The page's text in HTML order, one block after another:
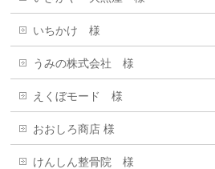
いちかけ 様
うみの株式会社 様
えくぼモード 様
おおしろ商店 様
けんしん整骨院 様